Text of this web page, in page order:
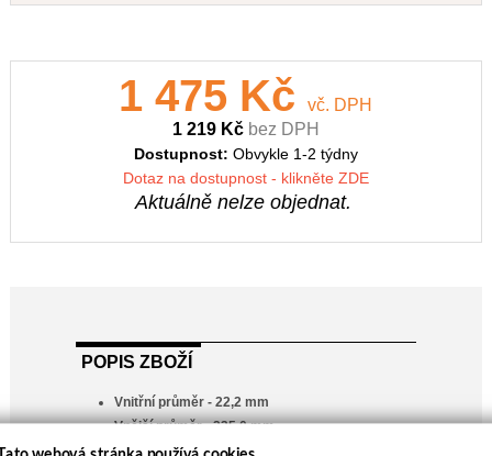
1 475 Kčvč. DPH
1 219 Kč bez DPH
Dostupnost: Obvykle 1-2 týdny
Dotaz na dostupnost - klikněte ZDE
Aktuálně nelze objednat.
POPIS ZBOŽÍ
Vnitřní průměr - 22,2 mm
Vnější průměr - 235,0 mm
John Deere 70PE, 74PM, 74SE, 74SM, 80PE,